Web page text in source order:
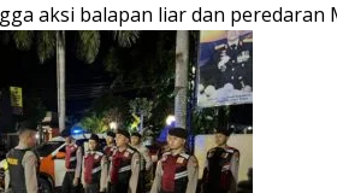
aksi balapan liar dan peredaran